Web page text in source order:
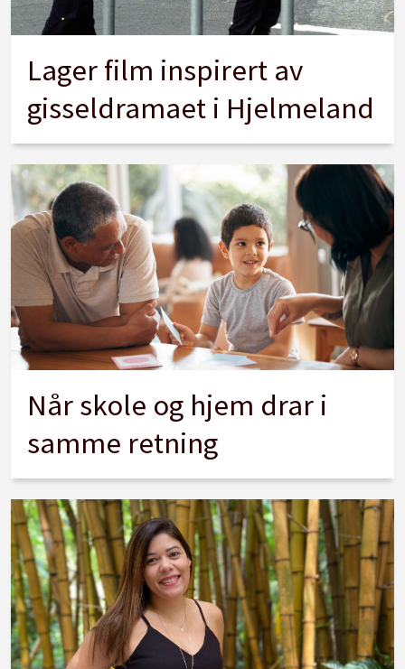
Lager film inspirert av
gisseldramaet i Hjelmeland
Når skole og hjem drar i
samme retning